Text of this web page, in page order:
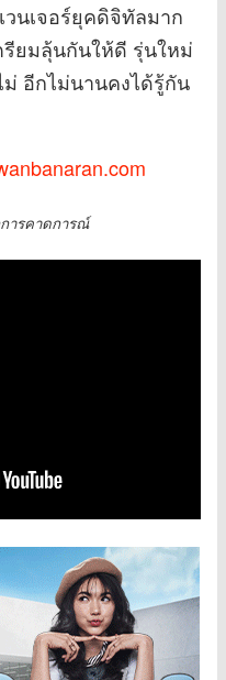
นเจอร์ยุคดิจิทัลมาก
รียมลุ้นกันให้ดี รุ่นใหม่
อีกไม่นานคงได้รู้กัน
ารคาดการณ์